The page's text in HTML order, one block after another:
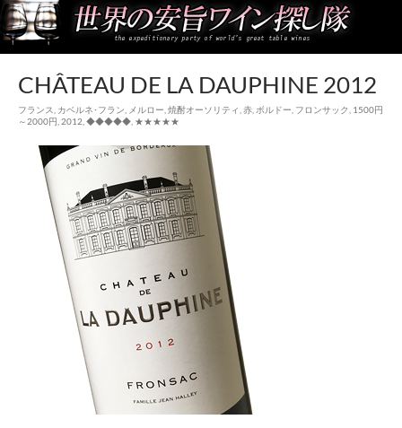
世界の安旨ワイン探し隊
CHÂTEAU DE LA DAUPHINE 2012
フランス カベルネ･フラン メルロー 焼酎オーソリティ 赤 ボルドー フロンサック 1500円
～2000円 2012 ◆◆◆◆◆ ★★★★★